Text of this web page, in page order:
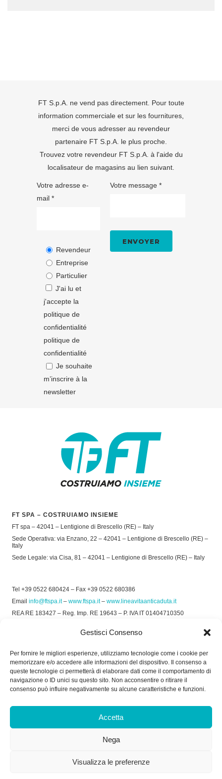
Gestisci Consenso
Per fornire le migliori esperienze, utilizziamo tecnologie come i cookie per
memorizzare e/o accedere alle informazioni del dispositivo. Il consenso a
queste tecnologie ci permetterà di elaborare dati come il comportamento di
navigazione o ID unici su questo sito. Non acconsentire o ritirare il
consenso può influire negativamente su alcune caratteristiche e funzioni.
Accetta
Nega
Visualizza le preferenze
FT S.p.A. ne vend pas directement. Pour toute
information commerciale et sur les fournitures,
merci de vous adresser au revendeur
partenaire FT S.p.A. le plus proche.
Trouvez votre revendeur FT S.p.A. à l'aide du
localisateur de magasins au lien suivant.
Votre adresse e-
mail *
Revendeur
Entreprise
Particulier
J'ai lu et
j'accepte la
politique de
confidentialité
politique de
confidentialité
Je souhaite
m’inscrire à la
newsletter
Votre message *
FT SPA – COSTRUIAMO INSIEME
FT spa – 42041 – Lentigione di Brescello (RE) – Italy
Sede Operativa: via Enzano, 22 – 42041 – Lentigione di Brescello (RE) –
Italy
Sede Legale: via Cisa, 81 – 42041 – Lentigione di Brescello (RE) – Italy
Tel +39 0522 680424 – Fax +39 0522 680386
Email info@ftspa.it– www.ftspa.it– www.lineavitaanticaduta.it
REA RE 183427 – Reg. Imp. RE 19643 – P. IVA IT 01404710350
Privacy Policy–Cookie Policy
SOCIAL
Dal Lunedì al Venerdì: 8.00/12.30 - 13.30/17.30
Dal Lunedì al Venerdì: 7.30/11.30 - 13.30/17.00